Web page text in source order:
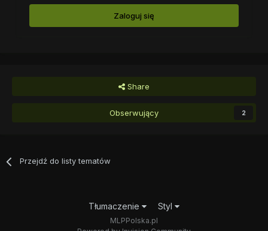
Zaloguj się
Share
Obserwujący 2
Przejdź do listy tematów
Tłumaczenie Styl
MLPPolska.pl